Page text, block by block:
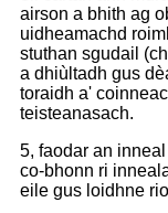
airson a bhith ag
uidheamachd
stuthan sgudail
a dhiùltadh gus
toraidh a'
teisteanasach.
5, faodar an
co-bhonn ri
eile gus loidhne